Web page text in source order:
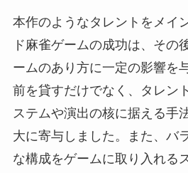
本作のようなタレントをメイ
ド麻雀ゲームの成功は、その
ームのあり方に一定の影響を
前を貸すだけでなく、タレン
ステムや演出の核に据える手
大に寄与しました。また、バ
な構成をゲームに取り入れる